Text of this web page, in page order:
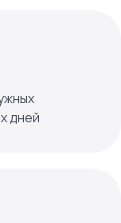
дней